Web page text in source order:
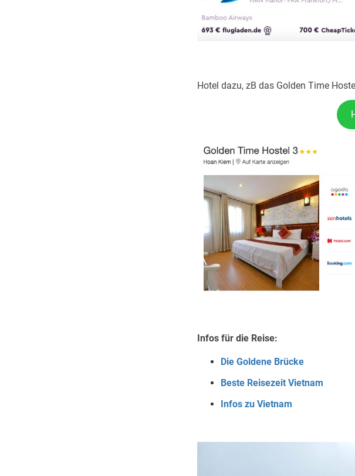
Hotel dazu, zB das Golden Time
Infos für die Reise:
Die Goldene Brücke
Beste Reisezeit Vietnam
Infos zu Vietnam